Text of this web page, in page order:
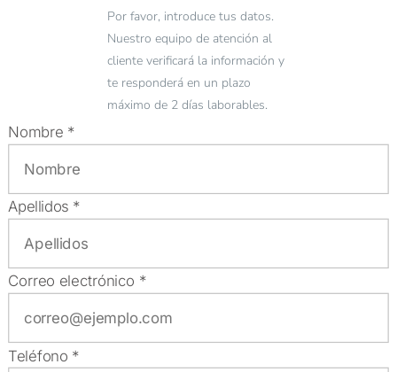
Por favor, introduce tus datos.
Nuestro equipo de atención al
cliente verificará la información y
te responderá en un plazo
máximo de 2 días laborables.
Nombre *
Apellidos *
Correo electrónico *
Teléfono *